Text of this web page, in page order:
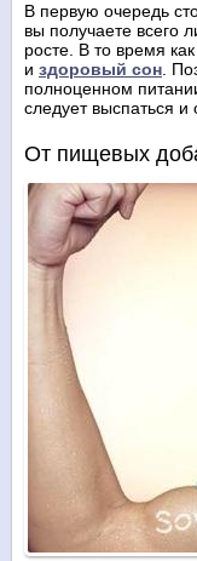
В первую очередь
вы получаете всего
росте. В то время
и здоровый сон.
полноценном
следует выспаться и
От пищевых